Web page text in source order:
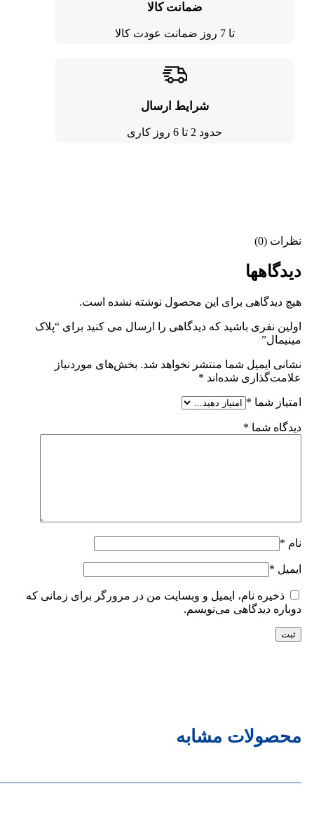
ضمانت کالا
تا 7 روز ضمانت عودت کالا
شرایط ارسال
حدود 2 تا 6 روز کاری
نظرات (0)
دیدگاهها
هیچ دیدگاهی برای این محصول نوشته نشده است.
اولین نفری باشید که دیدگاهی را ارسال می کنید برای “پلاک
مینیمال”
نشانی ایمیل شما منتشر نخواهد شد. بخش‌های موردنیاز
علامت‌گذاری شده‌اند *
امتیاز شما *
دیدگاه شما *
نام *
ایمیل *
ذخیره نام، ایمیل و وبسایت من در مرورگر برای زمانی که
دوباره دیدگاهی می‌نویسم.
محصولات مشابه